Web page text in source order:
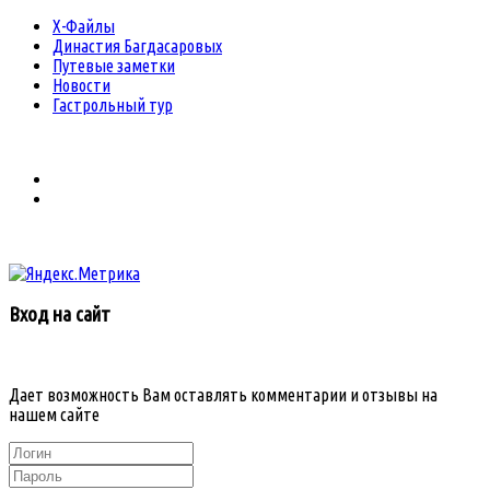
Х-Файлы
Династия Багдасаровых
Путевые заметки
Новости
Гастрольный тур
Вход на сайт
Дает возможность Вам оставлять комментарии и отзывы на
нашем сайте